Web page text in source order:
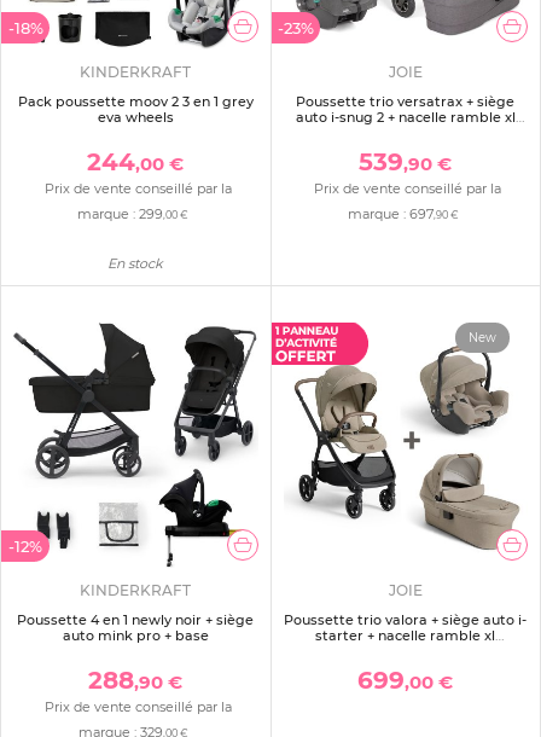
-18%
KINDERKRAFT
Pack poussette moov 2 3 en 1 grey
eva wheels
244,00 €
Prix de vente conseillé par la
marque :299,00 €
En stock
-23%
JOIE
Poussette trio versatrax + siège
auto i-snug 2 + nacelle ramble xl
539,90 €
Prix de vente conseillé par la
marque : 697,90 €
-12%
KINDERKRAFT
Poussette 4 en 1 newly noir + siège
auto mink pro + base
288,90 €
Prix de vente conseillé par la
marque : 329,00 €
New
JOIE
Poussette trio valora + siège auto i-
starter + nacelle ramble xl
699,00 €